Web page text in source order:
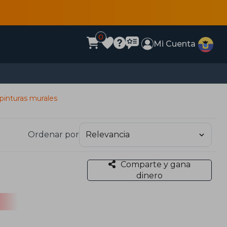
0
Mi Cuenta
murales
Ordenar por
Comparte y gana
dinero